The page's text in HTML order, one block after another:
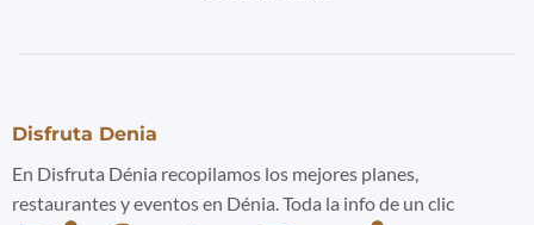
Disfruta Denia
En Disfruta Dénia recopilamos los mejores planes,
restaurantes y eventos en Dénia. Toda la info de un clic